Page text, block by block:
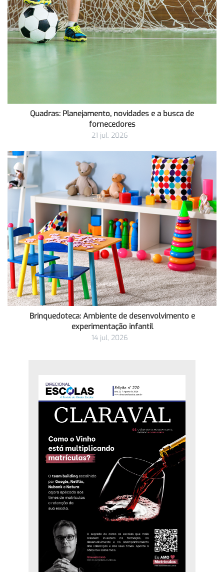
Quadras: Planejamento, novidades e a busca de
fornecedores
21 jul, 2026
Brinquedoteca: Ambiente de desenvolvimento e
experimentação infantil
14 jul, 2026